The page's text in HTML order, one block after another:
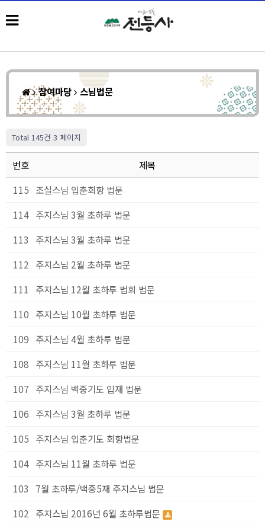
참여마당 스님법문
Total 145건 3 페이지
번호
제목
115 조실스님 입춘회향 법문
114 주지스님 3월 초하루 법문
113
주지스님 3월 초하루 법문
112 주지스님 2월 초하루 법문
111
주지스님 12월 초하루 법회 법문
110 주지스님 10월 초하루 법문
109 주지스님 4월 초하루 법문
108 주지스님 11월 초하루 법문
107 주지스님 백중기도 입재 법문
106 주지스님 3월 초하루 법문
105 주지스님 입춘기도 회향법문
104 주지스님 11월 초하루 법문
103
7월 초하루/백중5재 주지스님 법문
102 주지스님 2016년 6월 초하루법문